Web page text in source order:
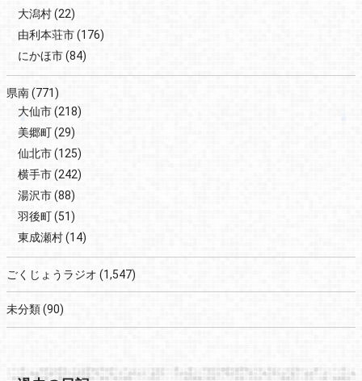
大潟村(22)
由利本荘市(176)
にかほ市(84)
県南(771)
大仙市(218)
美郷町(29)
仙北市(125)
横手市(242)
湯沢市(88)
羽後町(51)
東成瀬村(14)
ごくじょうラジオ (1,547)
未分類(90)